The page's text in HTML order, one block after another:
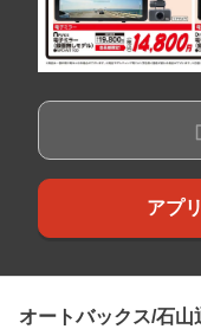
アプ
オートバックス/石山